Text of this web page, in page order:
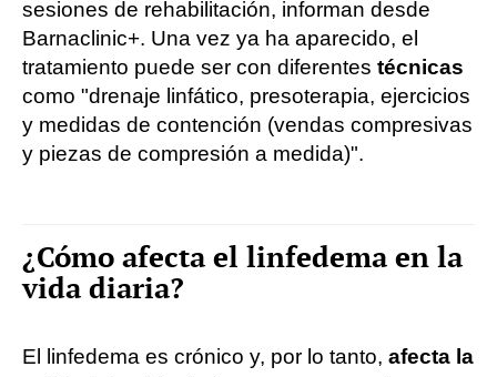
sesiones de rehabilitación, informan desde
Barnaclinic+. Una vez ya ha aparecido, el
tratamiento puede ser con diferentes técnicas
como "drenaje linfático, presoterapia, ejercicios
y medidas de contención (vendas compresivas
y piezas de compresión a medida)".
¿Cómo afecta el linfedema en la
vida diaria?
El linfedema es crónico y, por lo tanto, afecta la